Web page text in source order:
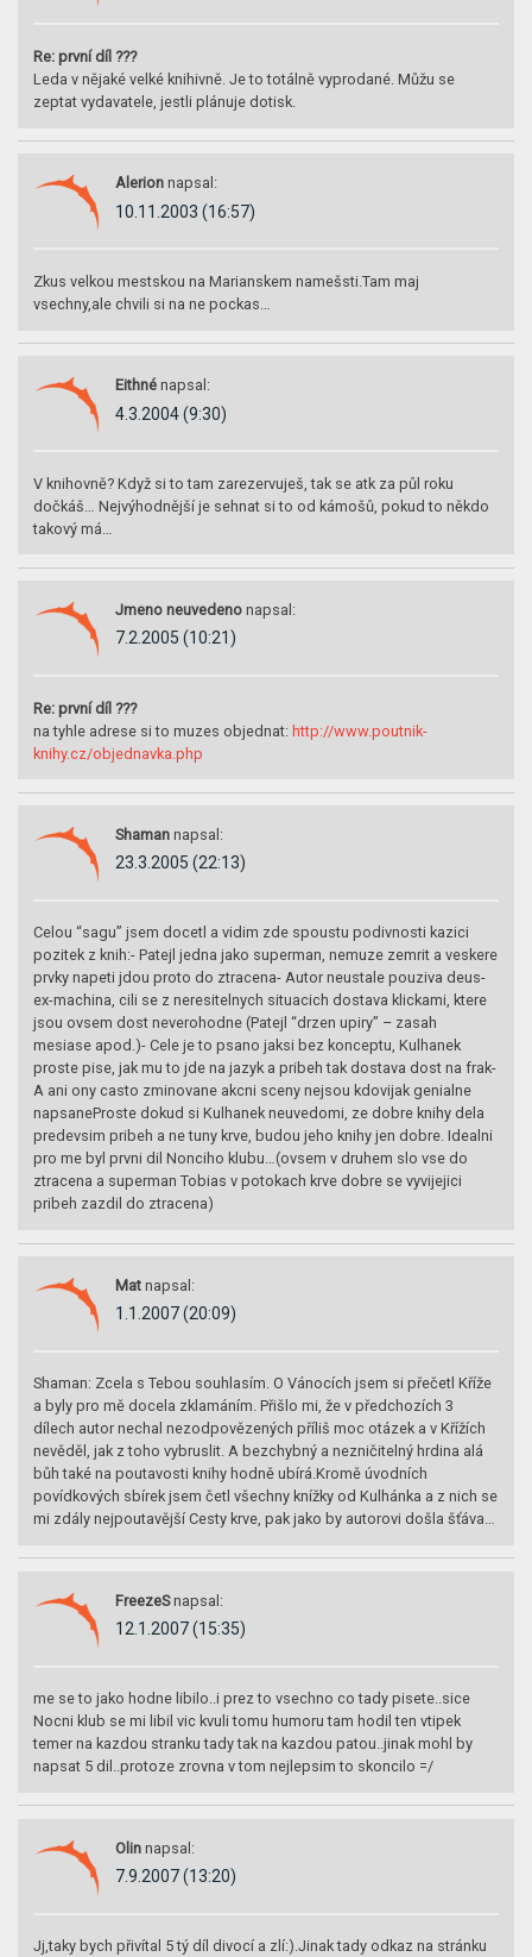
Re: první díl ???
Leda v nějaké velké knihivně. Je to totálně vyprodané. Můžu se
zeptat vydavatele, jestli plánuje dotisk.
Alerion napsal:
10.11.2003 (16:57)
Zkus velkou mestskou na Marianskem namešsti.Tam maj
vsechny,ale chvili si na ne pockas…
Eithné napsal:
4.3.2004 (9:30)
V knihovně? Když si to tam zarezervuješ, tak se atk za půl roku
dočkáš… Nejvýhodnější je sehnat si to od kámošů, pokud to někdo
takový má…
Jmeno neuvedeno napsal:
7.2.2005 (10:21)
Re: první díl ???
na tyhle adrese si to muzes objednat:http://www.poutnik-
knihy.cz/objednavka.php
Shaman napsal:
23.3.2005 (22:13)
Celou “sagu” jsem docetl a vidim zde spoustu podivnosti kazici
pozitek z knih:- Patejl jedna jako superman, nemuze zemrit a veskere
prvky napeti jdou proto do ztracena- Autor neustale pouziva deus-
ex-machina, cili se z neresitelnych situacich dostava klickami, ktere
jsou ovsem dost neverohodne (Patejl “drzen upiry” – zasah
mesiase apod.)- Cele je to psano jaksi bez konceptu, Kulhanek
proste pise, jak mu to jde na jazyk a pribeh tak dostava dost na frak-
A ani ony casto zminovane akcni sceny nejsou kdovijak genialne
napsaneProste dokud si Kulhanek neuvedomi, ze dobre knihy dela
predevsim pribeh a ne tuny krve, budou jeho knihy jen dobre. Idealni
pro me byl prvni dil Nonciho klubu…(ovsem v druhem slo vse do
ztracena a superman Tobias v potokach krve dobre se vyvijejici
pribeh zazdil do ztracena)
Mat napsal:
1.1.2007 (20:09)
Shaman: Zcela s Tebou souhlasím. O Vánocích jsem si přečetl Kříže
a byly pro mě docela zklamáním. Přišlo mi, že v předchozích 3
dílech autor nechal nezodpovězených příliš moc otázek a v Křížích
nevěděl, jak z toho vybruslit. A bezchybný a nezničitelný hrdina alá
bůh také na poutavosti knihy hodně ubírá.Kromě úvodních
povídkových sbírek jsem četl všechny knížky od Kulhánka a z nich se
mi zdály nejpoutavější Cesty krve, pak jako by autorovi došla šťáva…
FreezeS napsal:
12.1.2007 (15:35)
me se to jako hodne libilo..i prez to vsechno co tady pisete..sice
Nocni klub se mi libil vic kvuli tomu humoru tam hodil ten vtipek
temer na kazdou stranku tady tak na kazdou patou..jinak mohl by
napsat 5 dil..protoze zrovna v tom nejlepsim to skoncilo =/
Olin napsal:
7.9.2007 (13:20)
Jj,taky bych přivítal 5 tý díl divocí a zlí:).Jinak tady odkaz na stránku